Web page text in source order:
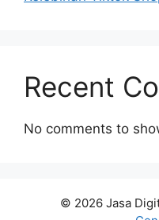
Recent
No comments to
© 2026 Jasa